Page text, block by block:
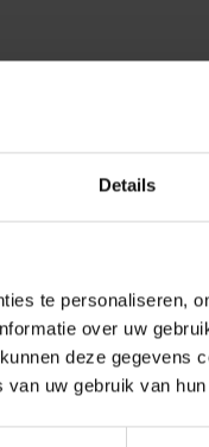
Details
te personaliseren,
over uw
deze gegevens
uw gebruik van
DELETE?
Gent, Hasselt,